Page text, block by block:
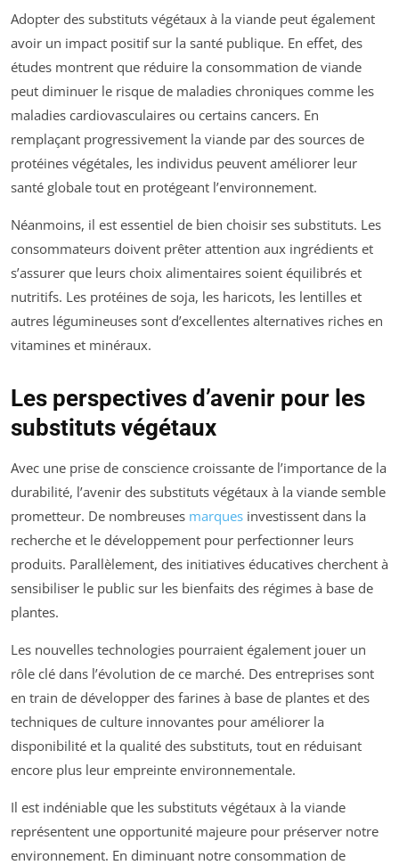
Adopter des substituts végétaux à la viande peut également
avoir un impact positif sur la santé publique. En effet, des
études montrent que réduire la consommation de viande
peut diminuer le risque de maladies chroniques comme les
maladies cardiovasculaires ou certains cancers. En
remplaçant progressivement la viande par des sources de
protéines végétales, les individus peuvent améliorer leur
santé globale tout en protégeant l’environnement.
Néanmoins, il est essentiel de bien choisir ses substituts. Les
consommateurs doivent prêter attention aux ingrédients et
s’assurer que leurs choix alimentaires soient équilibrés et
nutritifs. Les protéines de soja, les haricots, les lentilles et
autres légumineuses sont d’excellentes alternatives riches en
vitamines et minéraux.
Les perspectives d’avenir pour les
substituts végétaux
Avec une prise de conscience croissante de l’importance de la
durabilité, l’avenir des substituts végétaux à la viande semble
prometteur. De nombreuses marques investissent dans la
recherche et le développement pour perfectionner leurs
produits. Parallèlement, des initiatives éducatives cherchent à
sensibiliser le public sur les bienfaits des régimes à base de
plantes.
Les nouvelles technologies pourraient également jouer un
rôle clé dans l’évolution de ce marché. Des entreprises sont
en train de développer des farines à base de plantes et des
techniques de culture innovantes pour améliorer la
disponibilité et la qualité des substituts, tout en réduisant
encore plus leur empreinte environnementale.
Il est indéniable que les substituts végétaux à la viande
représentent une opportunité majeure pour préserver notre
environnement. En diminuant notre consommation de